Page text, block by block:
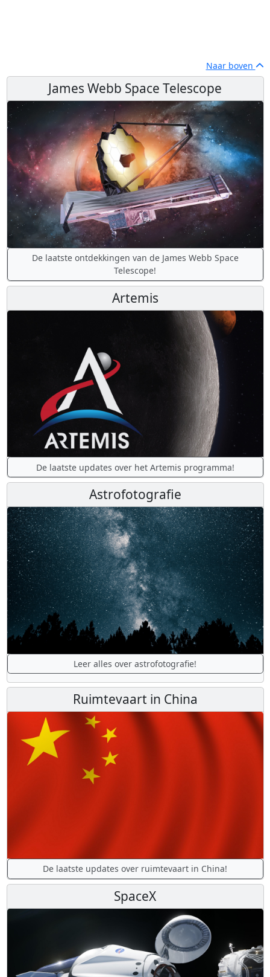
Naar boven
James Webb Space Telescope
De laatste ontdekkingen van de James Webb Space
Telescope!
Artemis
De laatste updates over het Artemis programma!
Astrofotografie
Leer alles over astrofotografie!
Ruimtevaart in China
De laatste updates over ruimtevaart in China!
SpaceX